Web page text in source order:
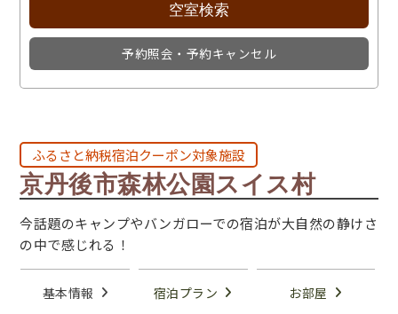
予約照会・予約キャンセル
ふるさと納税宿泊クーポン対象施設
京丹後市森林公園スイス村
今話題のキャンプやバンガローでの宿泊が大自然の静けさ
の中で感じれる！
基本情報 宿泊プラン お部屋